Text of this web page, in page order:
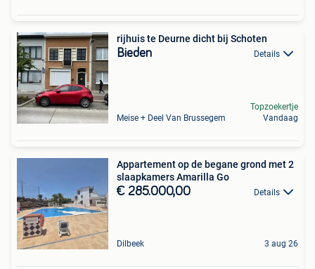
rijhuis te Deurne dicht bij Schoten
Bieden Details
Meise + Deel Van Brussegem
Topzoekertje
Vandaag
Appartement op de begane grond met 2
slaapkamers Amarilla Go
€ 285.000,00 Details
Dilbeek 3 aug 26